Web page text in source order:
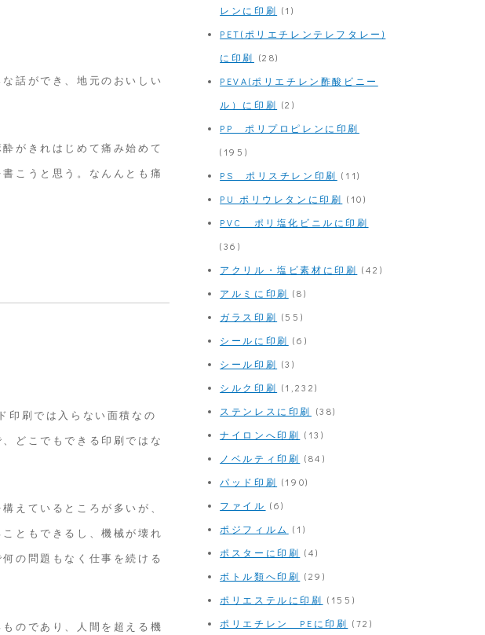
話ができ、地元のおいしい
がきれはじめて痛み始めて
こうと思う。なんんとも痛
印刷では入らない面積なの
どこでもできる印刷ではな
えているところが多いが、
ともできるし、機械が壊れ
の問題もなく仕事を続ける
のであり、人間を超える機
レンに印刷 (1)
PET(ポリエチレンテレフタレー)
に印刷 (28)
PEVA(ポリエチレン酢酸ビニー
ル）に印刷 (2)
PP ポリプロピレンに印刷
(195)
PS ポリスチレン印刷 (11)
PU ポリウレタンに印刷 (10)
PVC ポリ塩化ビニルに印刷
(36)
アクリル・塩ビ素材に印刷 (42)
アルミに印刷 (8)
ガラス印刷 (55)
シールに印刷 (6)
シール印刷 (3)
シルク印刷 (1,232)
ステンレスに印刷 (38)
ナイロンへ印刷 (13)
ノベルティ印刷 (84)
パッド印刷 (190)
ファイル (6)
ポジフィルム (1)
ポスターに印刷 (4)
ボトル類へ印刷 (29)
ポリエステルに印刷 (155)
ポリエチレン PEに印刷 (72)